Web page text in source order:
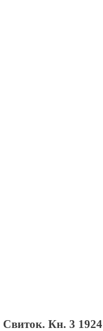
Свиток. Кн. 3 1924